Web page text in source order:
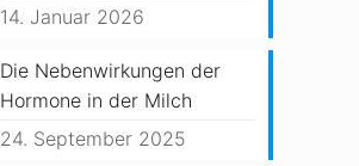
14. Januar 2026
Die Nebenwirkungen der
Hormone in der Milch
24. September 2025